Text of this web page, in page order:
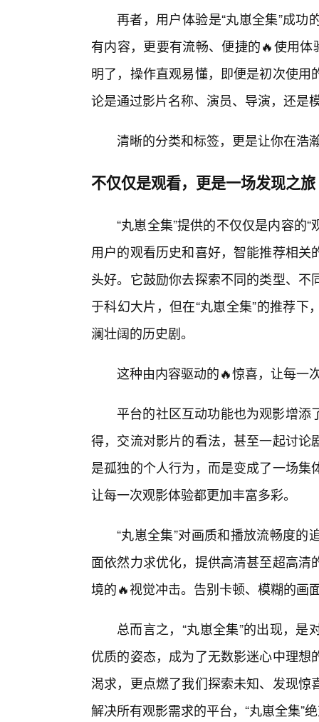
再者，用户体验是“丸崽全集”成
有内容，更要有流畅、便捷的🔥使用
明了，操作直观易懂，即便是初次使
论是通过影片名称、演员、导演，还是
清晰的分类和标签，更是让你在浩
不仅仅是观看，更是一场发现之旅
“丸崽全集”提供的不仅仅是内容的
用户的观看历史和喜好，智能推荐相
头好。它鼓励你去探索不同的类型、
于科幻大片，但在“丸崽全集”的推荐
澜壮阔的历史剧。
这种由内容驱动的🔥惊喜，让每一
平台的社区互动功能也为观影增
得，交流对影片的看法，甚至一起讨
是孤独的个人行为，而是变成了一场
让每一次观影体验都更加丰富多彩。
“丸崽全集”对画质和播放流畅度
面依然力求优化，提供高清甚至超高
境的🔥视觉冲击。告别卡顿、模糊的画
总而言之，“丸崽全集”的出现，
优质的姿态，成为了无数影迷心中理
渴求，更点燃了我们探索未知、发现
解决所有观影需求的平台，“丸崽全集”